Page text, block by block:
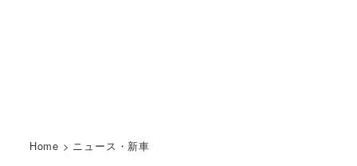
Home > ニュース・新車